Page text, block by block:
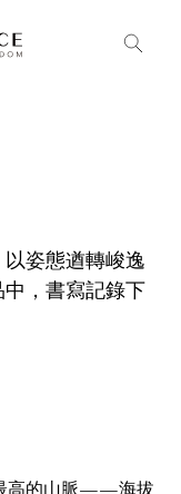
姿態遒轉峻逸
，書寫記錄下
高的山脈——海拔